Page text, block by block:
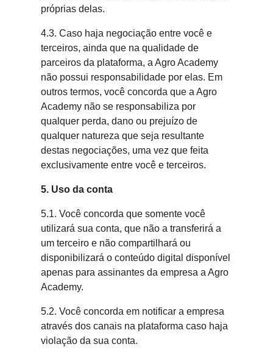
próprias delas.
4.3. Caso haja negociação entre você e
terceiros, ainda que na qualidade de
parceiros da plataforma, a Agro Academy
não possui responsabilidade por elas. Em
outros termos, você concorda que a Agro
Academy não se responsabiliza por
qualquer perda, dano ou prejuízo de
qualquer natureza que seja resultante
destas negociações, uma vez que feita
exclusivamente entre você e terceiros.
5. Uso da conta
5.1. Você concorda que somente você
utilizará sua conta, que não a transferirá a
um terceiro e não compartilhará ou
disponibilizará o conteúdo digital disponível
apenas para assinantes da empresa a Agro
Academy.
5.2. Você concorda em notificar a empresa
através dos canais na plataforma caso haja
violação da sua conta.